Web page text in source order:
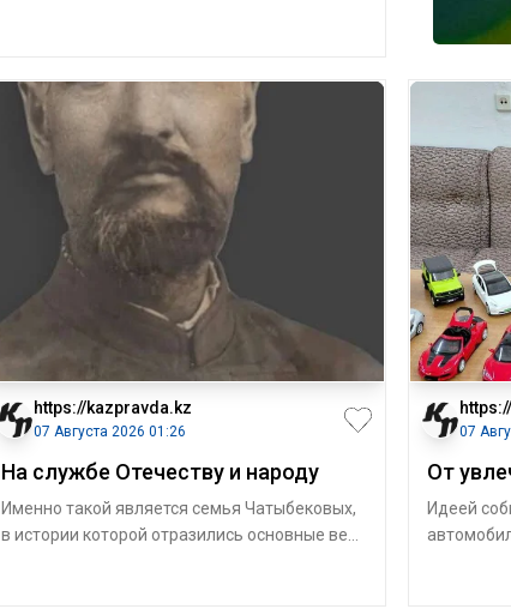
https://kazpravda.kz
07 Августа 2026 01:26
На службе Отечеству и народу
Именно такой является семья Чатыбековых,
в истории которой отразились основные вехи
07
От
Идеей